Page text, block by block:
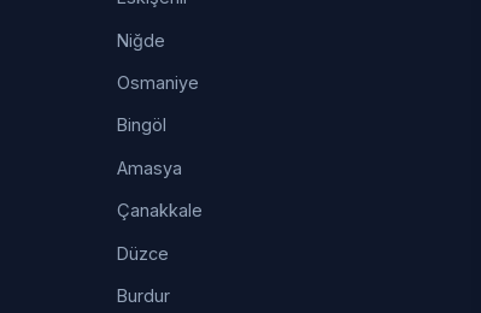
Niğde
Osmaniye
Bingöl
Amasya
Çanakkale
Düzce
Burdur